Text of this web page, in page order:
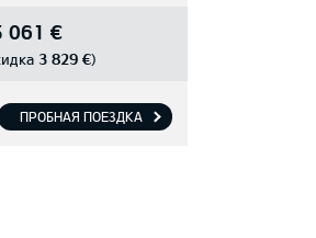
061 €
3 829 €)
ПРОБНАЯ ПОЕЗДКА